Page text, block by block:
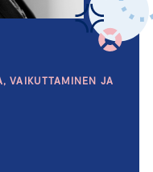
VAIKUTTAMINEN JA